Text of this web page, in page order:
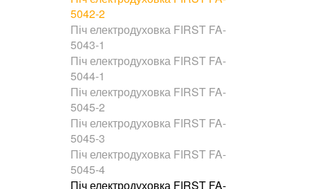
5042-2
Піч електродуховка FIRST FA-
5043-1
Піч електродуховка FIRST FA-
5044-1
Піч електродуховка FIRST FA-
5045-2
Піч електродуховка FIRST FA-
5045-3
Піч електродуховка FIRST FA-
5045-4
Піч електродуховка FIRST FA-